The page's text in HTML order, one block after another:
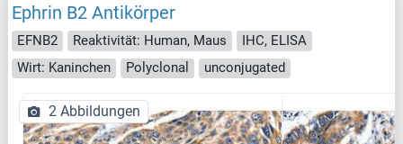
Ephrin B2 Antikörper
EFNB2 Reaktivität: Human, Maus
IHC, ELISA
Wirt: Kaninchen
Polyclonal unconjugated
2 Abbildungen